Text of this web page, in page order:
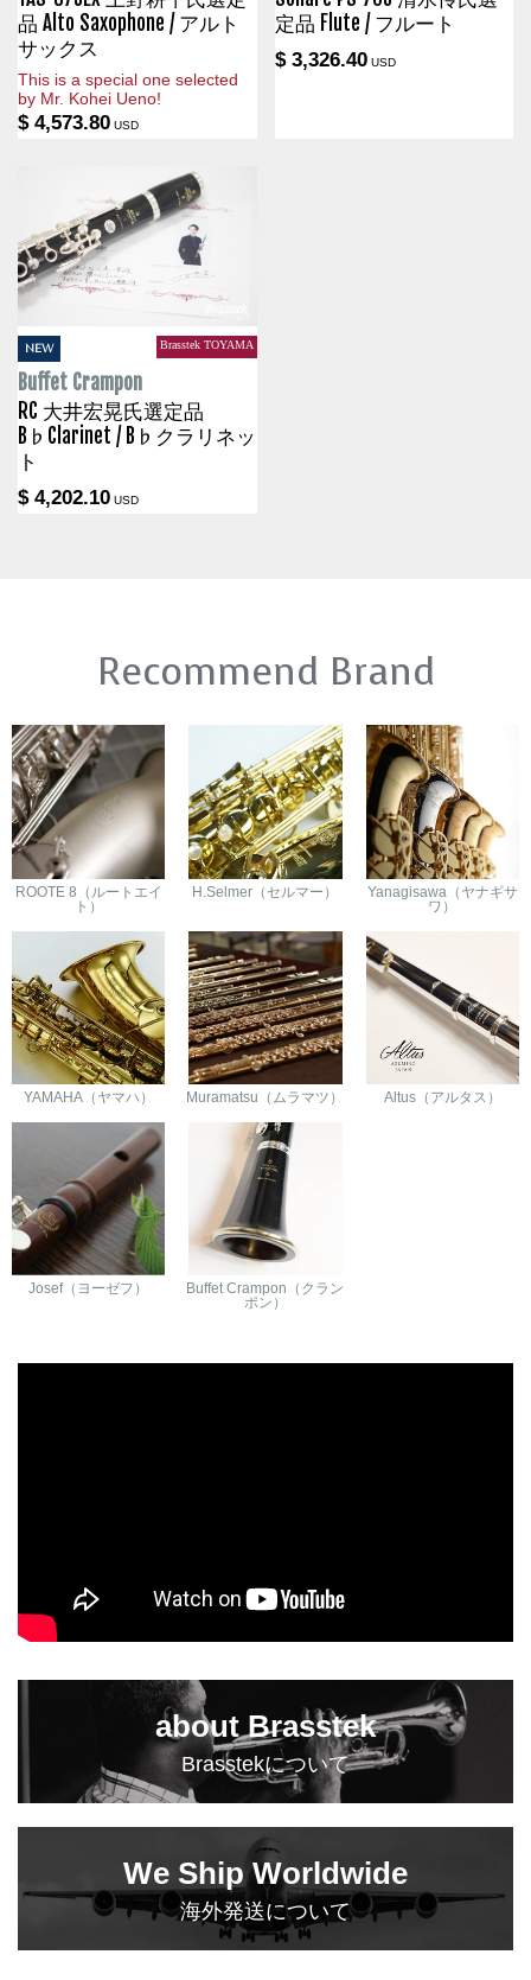
品 Alto Saxophone / アルト
サックス
This is a special one selected
by Mr. Kohei Ueno!
$ 4,573.80 USD
定品 Flute / フルート
$ 3,326.40USD
NEW Brasstek TOYAMA
Buffet Crampon
RC 大井宏晃氏選定品
B♭Clarinet / B♭クラリネッ
ト
$ 4,202.10 USD
Recommend Brand
ROOTE 8（ルートエイ
ト）
H.Selmer（セルマー）
Yanagisawa（ヤナギサ
ワ）
YAMAHA（ヤマハ） Muramatsu（ムラマツ） Altus（アルタス）
Josef（ヨーゼフ）
Buffet Crampon（クラン
ポン）
about Brasstek
Brasstekについて
We Ship Worldwide
海外発送について